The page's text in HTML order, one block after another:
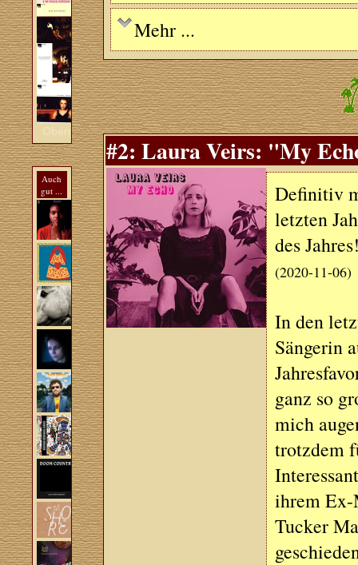
Oben
Auch
gut ...
Mehr ...
#2: Laura Veirs: "My
Definitiv
letzten
des
(2020-11-06)
In den
Sängerin
ganz so
mich
trotzdem
ihrem Ex-
Tucker